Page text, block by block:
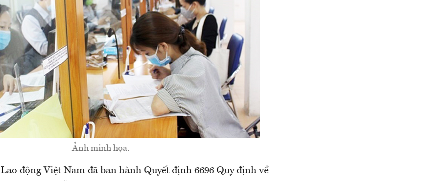
Ảnh minh họa.
động Việt Nam đã ban hành Quyết định 6696 Quy định về